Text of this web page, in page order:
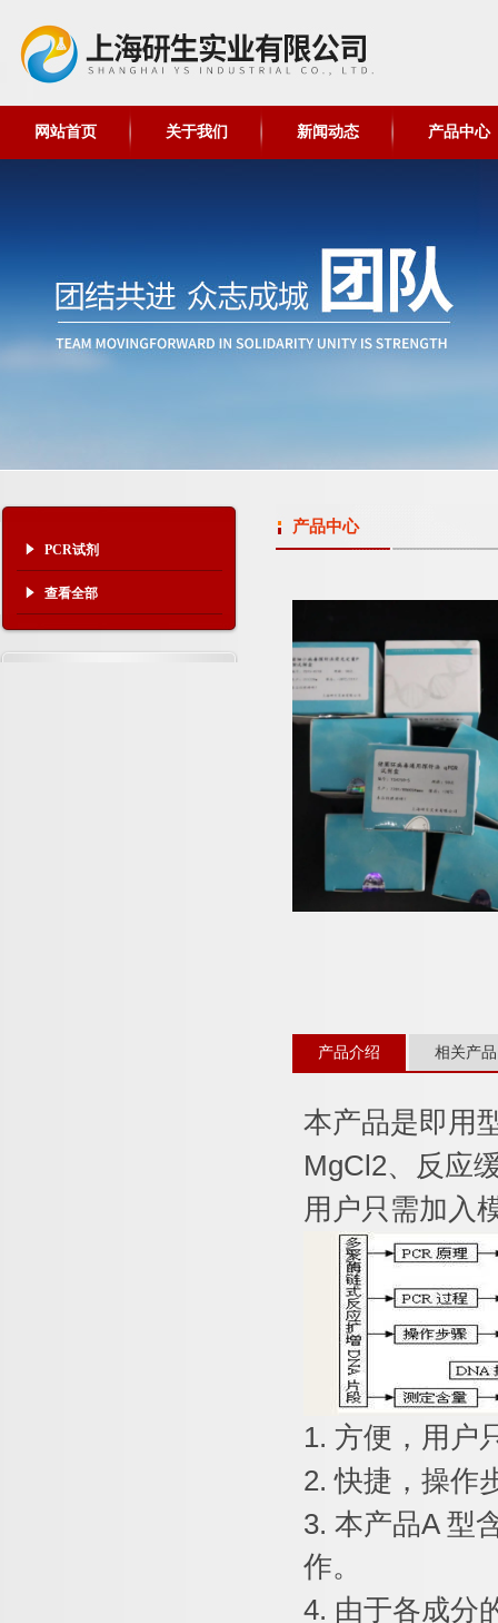
网站首页 关于我们 新闻动态 产品中心
PCR试剂
查看全部
产品中心
产品介绍 相关产品
本产品是即用
MgCl2、反应
用户只需加入
1. 方便，用户
2.快捷，操作
3. 本产品A 型
作。
4. 由于各成分